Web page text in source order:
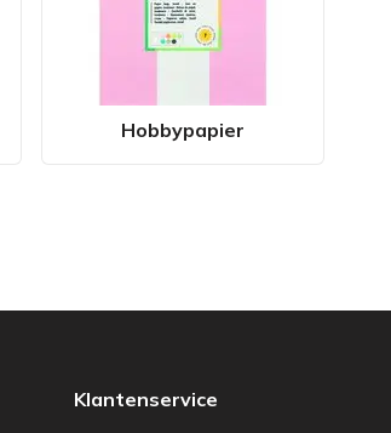
Hobbypapier
Klantenservice